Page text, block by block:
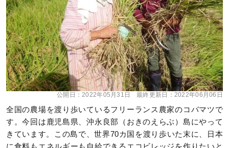
公開日：2022年05月31日 最終更新日： 2022年06月06日
全国の農場を渡り歩いているフリーランス農家のコバマツで
す。今回は鹿児島県、沖永良部（おきのえらぶ）島にやって
きています。この島で、世界70カ国を渡り歩いた末に、日本